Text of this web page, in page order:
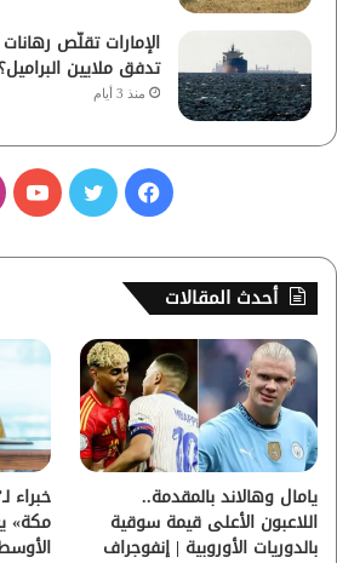
الإمارات تقلّص
تدفق ملايين
منذ 3 أيام
س
ب
و
ك
ي
ب
أحدث المقالات
يامال وهالاند بالمقدمة..
اللاعبون الأعلى قيمة سوقية
بالدوريات الأوروبية | إنفوجراف
خبراء
مكة»